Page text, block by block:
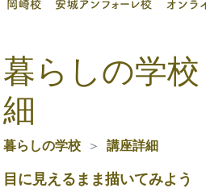
暮らしの学
細
暮らしの学校 講座詳細
目に見えるまま描いてみよう